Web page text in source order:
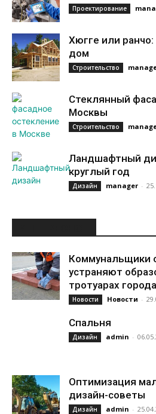
Проектирование
Хюгге или
дом
Строительство
Стеклянный
Москвы
Строительство
Ландшафтный
круглый год
Дизайн manager -
Коммунальщики
устраняют
тротуарах города
Новости Новости -
Спальня
Дизайн admin -
Оптимизация
дизайн-советы
Дизайн admin -